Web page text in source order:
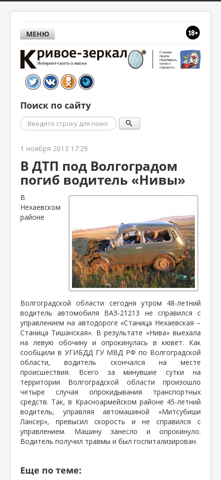
МЕНЮ
Поиск по сайту
Поиск
1 ноября 2013 17:29
В ДТП под Волгоградом
погиб водитель «Нивы»
В
Нехаевском
районе
Волгоградской области сегодня утром 48-летний
водитель автомобиля ВАЗ-21213 не справился с
управлением на автодороге «Станица Нехаевская –
Станица Тишанская». В результате «Нива» выехала
на левую обочину и опрокинулась в кювет. Как
сообщили в УГИБДД ГУ МВД РФ по Волгоградской
области, водитель скончался на месте
происшествия. Всего за минувшие сутки на
территории Волгоградской области произошло
четыре случая опрокидывания транспортных
средств. Так, в Красноармейском районе 45-летний
водитель, управляя автомашиной «Митсубиши
Лансер», превысил скорость и не справился с
управлением. Машину занесло и опрокинуло.
Водитель получил травмы и был госпитализирован.
Еще по теме: